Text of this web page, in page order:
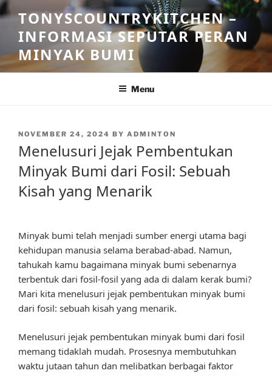
Skip
to
content
TONYSCOUNTRYKITCHEN –
INFORMASI SEPUTAR PERAN
MINYAK BUMI
Menu
POSTED
NOVEMBER 24, 2024 BY ADMINTON
Menelusuri Jejak Pembentukan
Minyak Bumi dari Fosil: Sebuah
Kisah yang Menarik
Minyak bumi telah menjadi sumber energi utama bagi
kehidupan manusia selama berabad-abad. Namun,
tahukah kamu bagaimana minyak bumi sebenarnya
terbentuk dari fosil-fosil yang ada di dalam kerak bumi?
Mari kita menelusuri jejak pembentukan minyak bumi
dari fosil: sebuah kisah yang menarik.
Menelusuri jejak pembentukan minyak bumi dari fosil
memang tidaklah mudah. Prosesnya membutuhkan
waktu jutaan tahun dan melibatkan berbagai faktor